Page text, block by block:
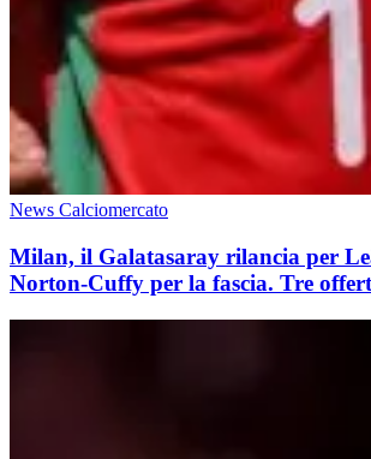
News Calciomercato
Milan, il Galatasaray rilancia per
Norton-Cuffy per la fascia. Tre